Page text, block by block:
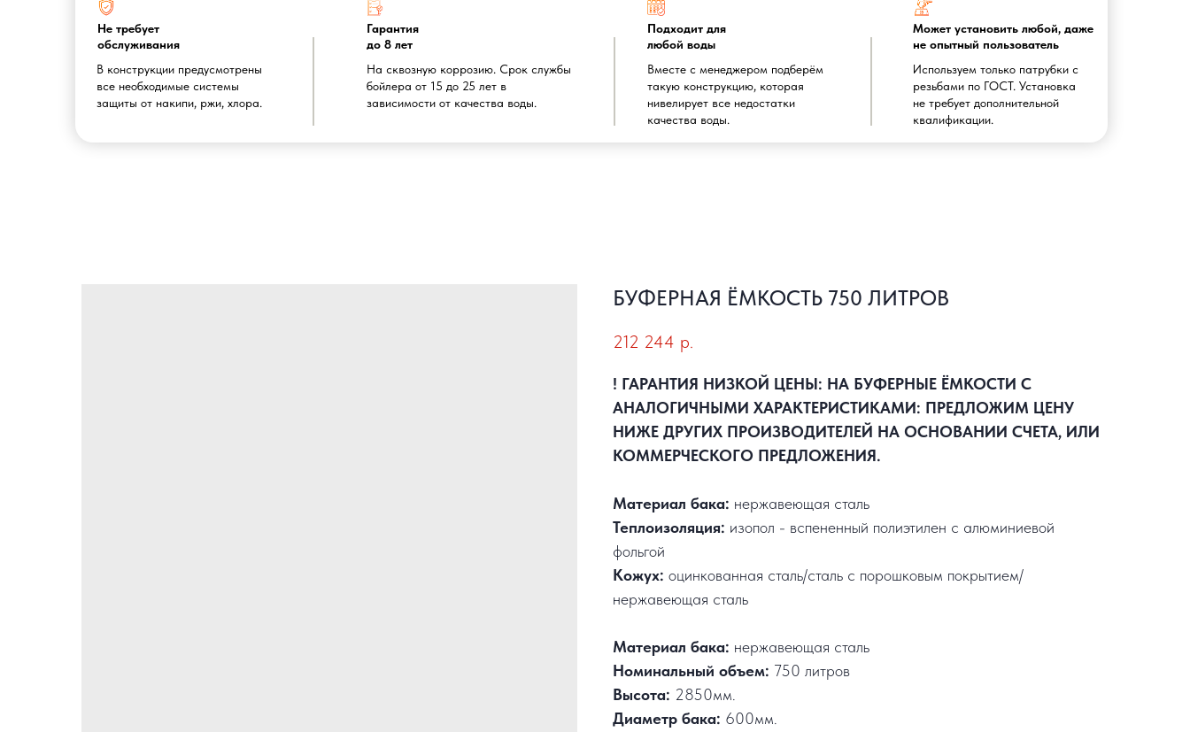
Не требует
обслуживания
В конструкции предусмотрены
все необходимые системы
защиты от накипи, ржи, хлора.
Гарантия
до 8 лет
На сквозную коррозию. Срок службы
бойлера от 15 до 25 лет в
зависимости от качества воды.
Подходит для
любой воды
Вместе с менеджером подберём
такую конструкцию, которая
нивелирует все недостатки
качества воды.
Может установить любой, даже
не опытный пользователь
Используем только патрубки с
резьбами по ГОСТ. Установка
не требует дополнительной
квалификации.
БУФЕРНАЯ ЁМКОСТЬ 750 ЛИТРОВ
212 244 р.
! ГАРАНТИЯ НИЗКОЙ ЦЕНЫ: НА БУФЕРНЫЕ ЁМКОСТИ С
АНАЛОГИЧНЫМИ ХАРАКТЕРИСТИКАМИ: ПРЕДЛОЖИМ ЦЕНУ
НИЖЕ ДРУГИХ ПРОИЗВОДИТЕЛЕЙ НА ОСНОВАНИИ СЧЕТА, ИЛИ
КОММЕРЧЕСКОГО ПРЕДЛОЖЕНИЯ.
Материал бака: нержавеющая сталь
Теплоизоляция: изопол - вспененный полиэтилен с алюминиевой
фольгой
Кожух: оцинкованная сталь/сталь с порошковым покрытием/
нержавеющая сталь
Материал бака: нержавеющая сталь
Номинальный объем: 750 литров
Высота: 2850мм.
Диаметр бака: 600мм.